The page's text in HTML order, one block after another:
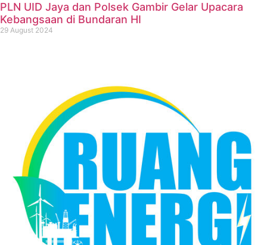
PLN UID Jaya dan Polsek Gambir Gelar Upacara
Kebangsaan di Bundaran HI
29 August 2024